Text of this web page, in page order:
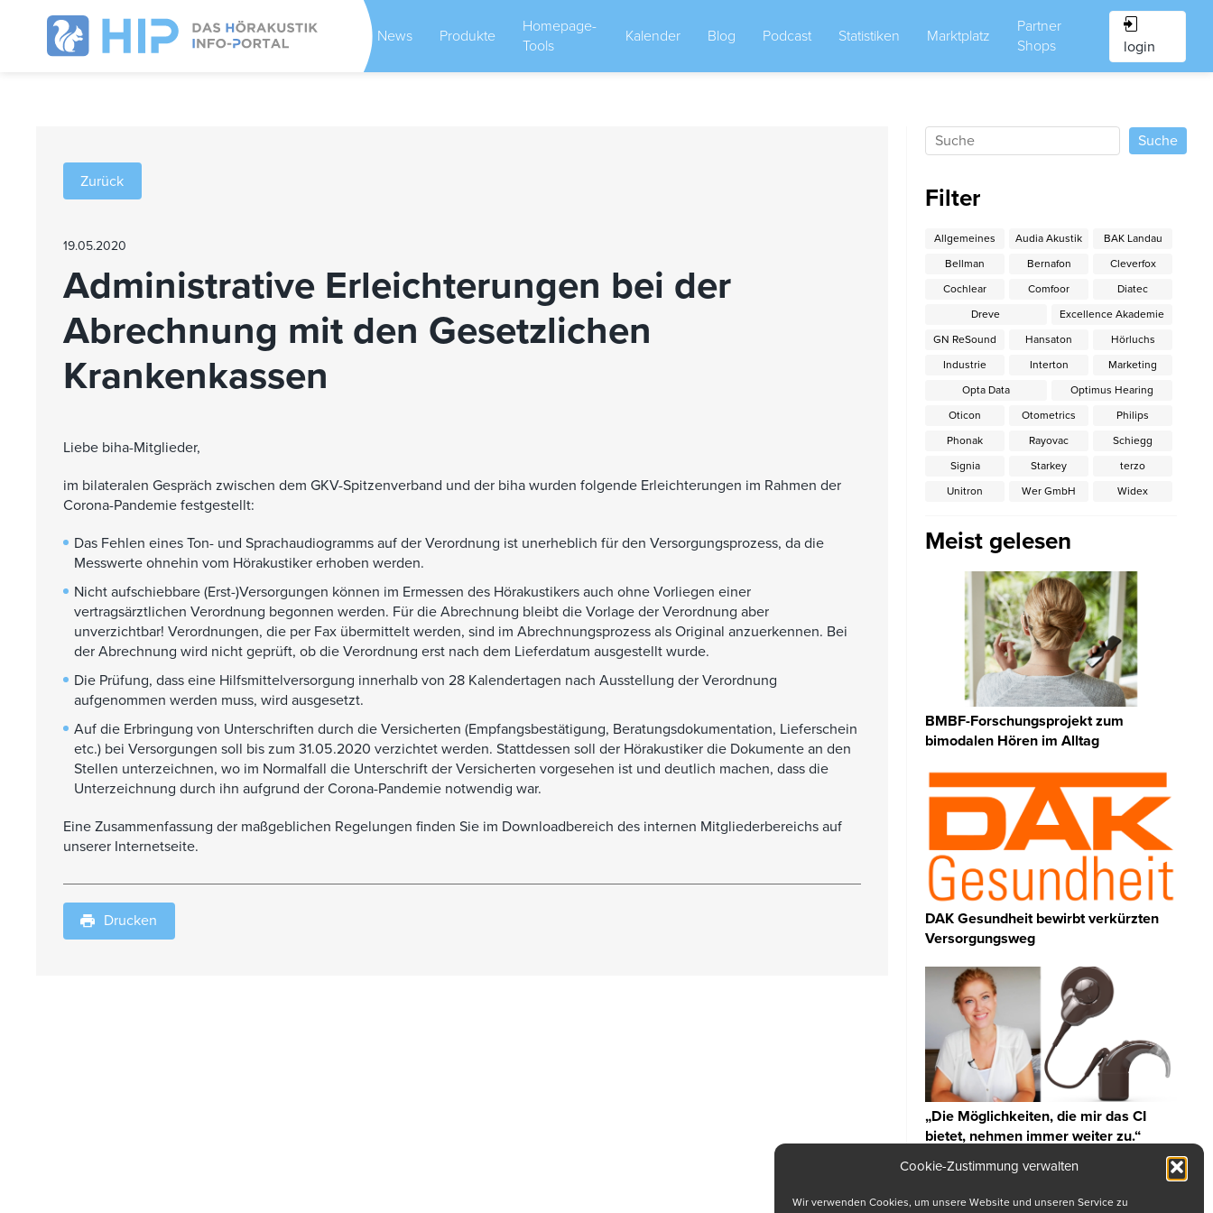
Cookie-Zustimmung verwalten
Wir verwenden Cookies, um unsere Website und unseren Service zu
News Produkte
Homepage-
Tools
Kalender Blog Podcast Statistiken Marktplatz
Partner
Shops
login
Zurück
19.05.2020
Administrative Erleichterungen bei der
Abrechnung mit den Gesetzlichen
Krankenkassen
Liebe biha-Mitglieder,
im bilateralen Gespräch zwischen dem GKV-Spitzenverband und der biha wurden folgende Erleichterungen im Rahmen der
Corona-Pandemie festgestellt:
Das Fehlen eines Ton- und Sprachaudiogramms auf der Verordnung ist unerheblich für den Versorgungsprozess, da die
Messwerte ohnehin vom Hörakustiker erhoben werden.
Nicht aufschiebbare (Erst-)Versorgungen können im Ermessen des Hörakustikers auch ohne Vorliegen einer
vertragsärztlichen Verordnung begonnen werden. Für die Abrechnung bleibt die Vorlage der Verordnung aber
unverzichtbar! Verordnungen, die per Fax übermittelt werden, sind im Abrechnungsprozess als Original anzuerkennen. Bei
der Abrechnung wird nicht geprüft, ob die Verordnung erst nach dem Lieferdatum ausgestellt wurde.
Die Prüfung, dass eine Hilfsmittelversorgung innerhalb von 28 Kalendertagen nach Ausstellung der Verordnung
aufgenommen werden muss, wird ausgesetzt.
Auf die Erbringung von Unterschriften durch die Versicherten (Empfangsbestätigung, Beratungsdokumentation, Lieferschein
etc.) bei Versorgungen soll bis zum 31.05.2020 verzichtet werden. Stattdessen soll der Hörakustiker die Dokumente an den
Stellen unterzeichnen, wo im Normalfall die Unterschrift der Versicherten vorgesehen ist und deutlich machen, dass die
Unterzeichnung durch ihn aufgrund der Corona-Pandemie notwendig war.
Eine Zusammenfassung der maßgeblichen Regelungen finden Sie im Downloadbereich des internen Mitgliederbereichs auf
unserer Internetseite.
Drucken
Filter
Allgemeines Audia Akustik
BAK Landau
Bellman
Bernafon
Cleverfox
Cochlear
Comfoor
Diatec
Dreve
Excellence Akademie
GN ReSound
Hansaton
Hörluchs
Industrie
Interton
Marketing
Opta Data
Optimus Hearing
Oticon
Otometrics
Philips
Phonak
Rayovac
Schiegg
Signia
Starkey
terzo
Unitron
Wer GmbH Widex
Meist gelesen
BMBF-Forschungsprojekt zum
bimodalen Hören im Alltag
DAK Gesundheit bewirbt verkürzten
Versorgungsweg
„Die Möglichkeiten, die mir das CI
bietet, nehmen immer weiter zu.“